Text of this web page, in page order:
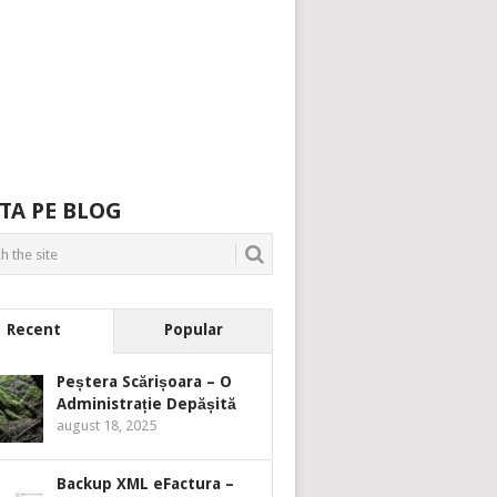
PE BLOG
Recent Popular
Peștera Scărișoara – O
Administrație Depășită
august 18, 2025
Backup XML eFactura –